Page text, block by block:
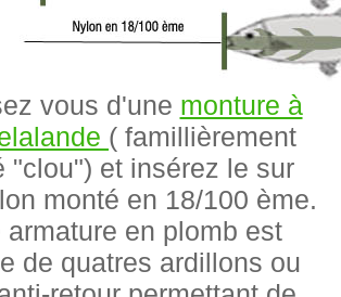
vous d'une monture à
( famillièrement
"clou") et insérez le sur
monté en 18/100 ème.
armature en plomb est
de quatres ardillons ou